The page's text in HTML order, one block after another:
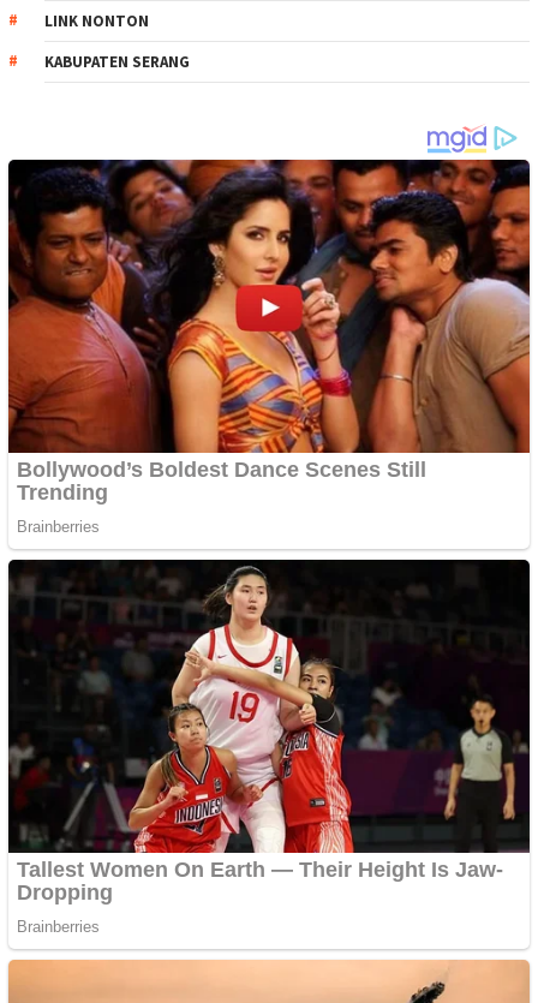
LINK NONTON
KABUPATEN SERANG